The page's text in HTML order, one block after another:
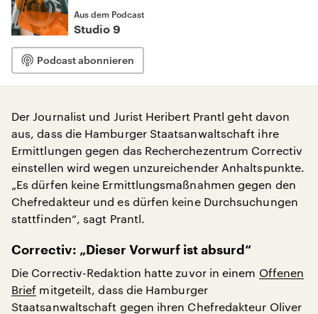
Aus dem Podcast
Studio 9
Podcast abonnieren
Der Journalist und Jurist Heribert Prantl geht davon
aus, dass die Hamburger Staatsanwaltschaft ihre
Ermittlungen gegen das Recherchezentrum Correctiv
einstellen wird wegen unzureichender Anhaltspunkte.
„Es dürfen keine Ermittlungsmaßnahmen gegen den
Chefredakteur und es dürfen keine Durchsuchungen
stattfinden“, sagt Prantl.
Correctiv: „Dieser Vorwurf ist absurd“
Die Correctiv-Redaktion hatte zuvor in einem Offenen
Brief mitgeteilt, dass die Hamburger
Staatsanwaltschaft gegen ihren Chefredakteur Oliver